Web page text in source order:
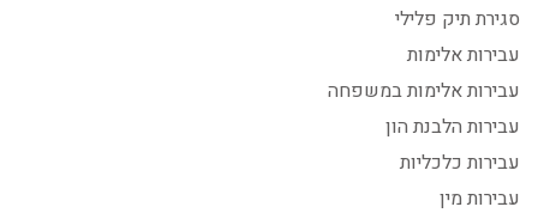
סגירת תיק פלילי
עבירות אלימות
עבירות אלימות במשפחה
עבירות הלבנת הון
עבירות כלכליות
עבירות מין